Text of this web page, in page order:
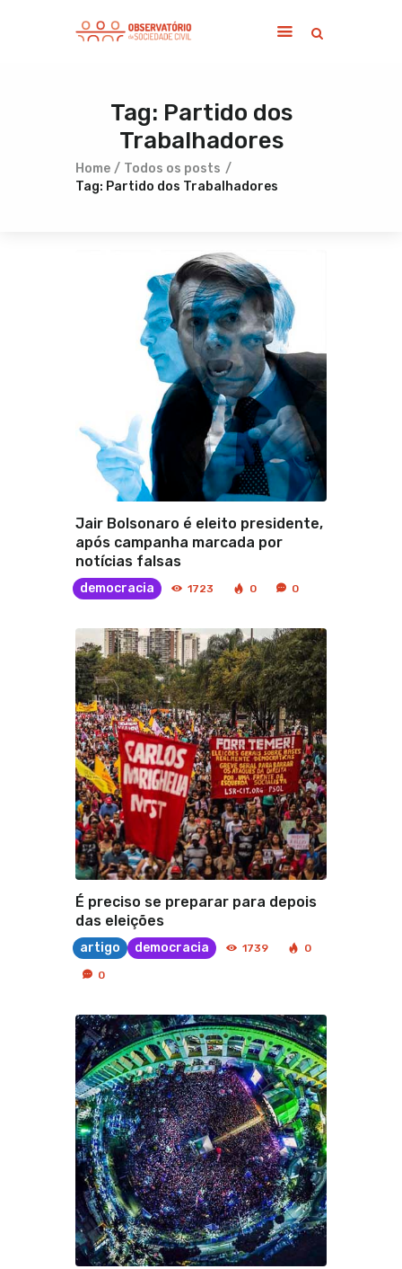
Tag: Partido dos
Trabalhadores
Home
Todos os posts
Tag: Partido dos Trabalhadores
Home
Sobre
Notícias
Publicações
Jair Bolsonaro é eleito presidente,
após campanha marcada por
notícias falsas
democracia 1723 0 0
É preciso se preparar para depois
das eleições
artigo democracia 1739 0
0